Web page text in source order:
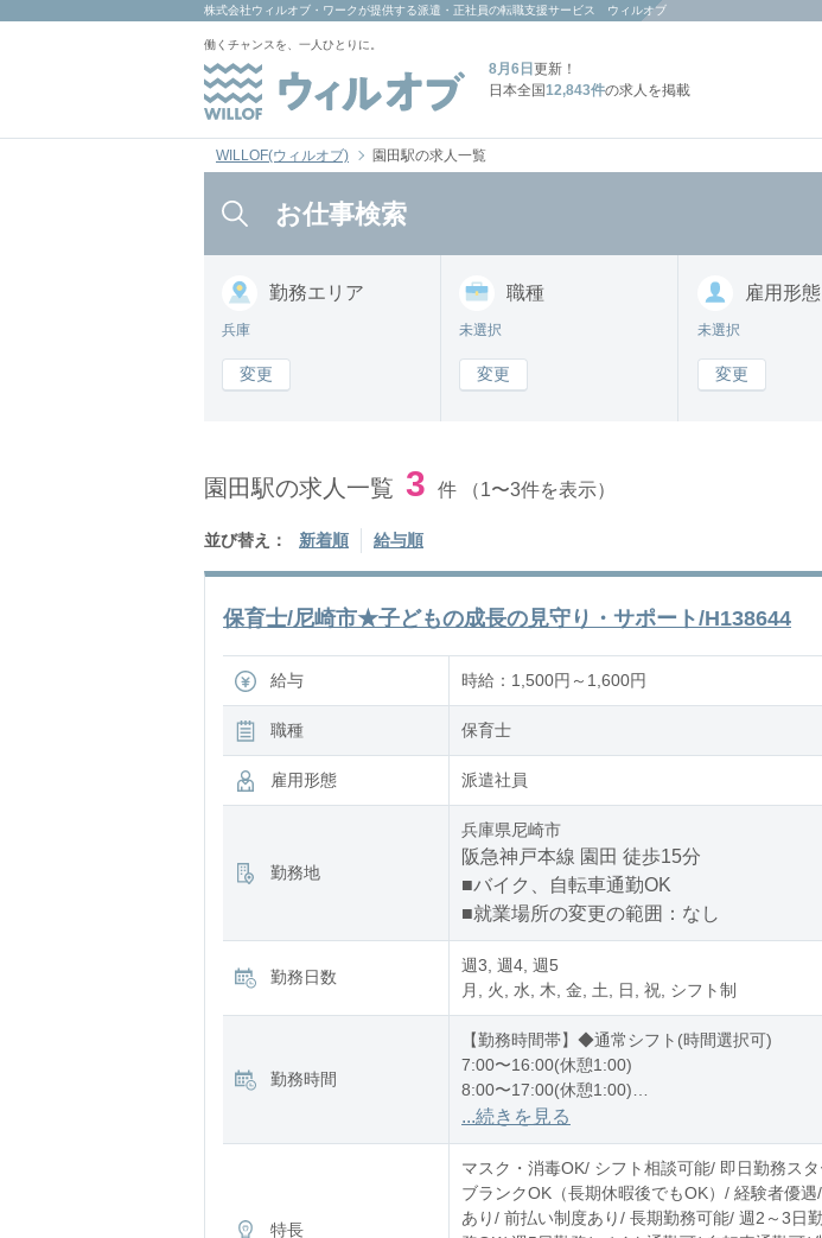
株式会社ウィルオブ・ワーク が提供する派遣・正社員の転職支援サービス ウィルオブ
働くチャンスを、一人ひとりに。
8月6日 更新！
日本全国12,843件の求人を掲載
WILLOF(ウィルオブ) 園田駅の求人一覧
お仕事検索
勤務エリア
兵庫
変更
職種
未選択
変更
雇用形態
未選択
変更
園田駅の求人一覧 3 件 （1〜3件を表示）
並び替え： 新着順 給与順
保育士/尼崎市★子どもの成長の見守り・サポート/H138644
給与 時給：1,500円～1,600円
職種 保育士
雇用形態 派遣社員
勤務地
兵庫県尼崎市
阪急神戸本線 園田 徒歩15分
■バイク、自転車通勤OK
■就業場所の変更の範囲：なし
勤務日数
週3, 週4, 週5
月, 火, 水, 木, 金, 土, 日, 祝, シフト制
勤務時間
【勤務時間帯】◆通常シフト(時間選択可)
7:00〜16:00(休憩1:00)
8:00〜17:00(休憩1:00)
12:00〜21:00(休憩1:00)
※残業：0〜10時間程度/月
...続きを見る
特長
マスク・消毒OK/ シフト相談可能/ 即日勤務ス
ブランクOK（長期休暇後でもOK）/ 経験者優
あり/ 前払い制度あり/ 長期勤務可能/ 週2～3日